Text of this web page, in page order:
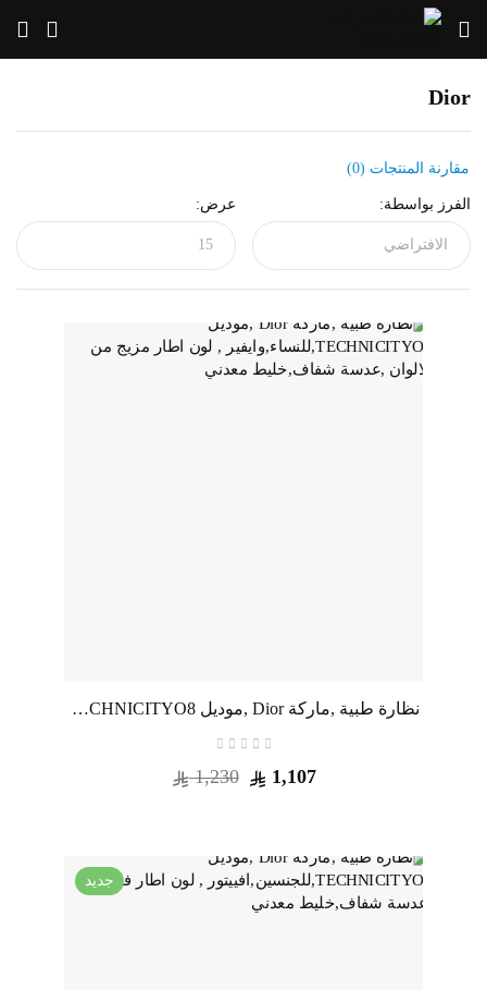
Dior
مقارنة المنتجات (0)
الفرز بواسطة: عرض:
نظارة طبية ,ماركة Dior ,موديل TECHNICITYO8,للنساء,وايفير , لون اطار مزيج من الالوان ,عدسة شفاف,خليط معدني
1,107
1,230
جديد